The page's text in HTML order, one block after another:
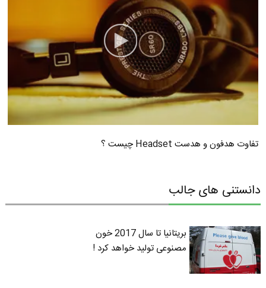
تفاوت هدفون و هدست Headset چیست ؟
دانستنی های جالب
بریتانیا تا سال 2017 خون
مصنوعی تولید خواهد کرد !